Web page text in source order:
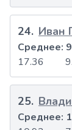
24. Иван
17.36
Среднее:
25.
Среднее: